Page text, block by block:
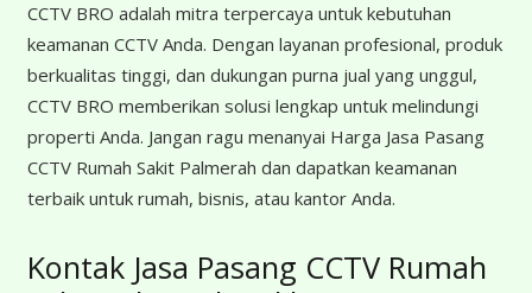
CCTV BRO adalah mitra terpercaya untuk kebutuhan
keamanan CCTV Anda. Dengan layanan profesional, produk
berkualitas tinggi, dan dukungan purna jual yang unggul,
CCTV BRO memberikan solusi lengkap untuk melindungi
properti Anda. Jangan ragu menanyai Harga Jasa Pasang
CCTV Rumah Sakit Palmerah dan dapatkan keamanan
terbaik untuk rumah, bisnis, atau kantor Anda.
Kontak Jasa Pasang CCTV Rumah